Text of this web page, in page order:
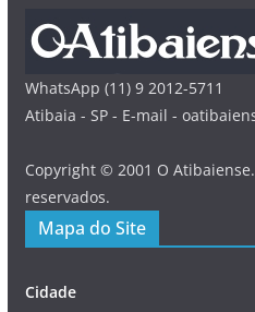
WhatsApp (11) 9 2012-5711
Atibaia - SP - E-mail -
Copyright © 2001 O
reservados.
Mapa do Site
Cidade